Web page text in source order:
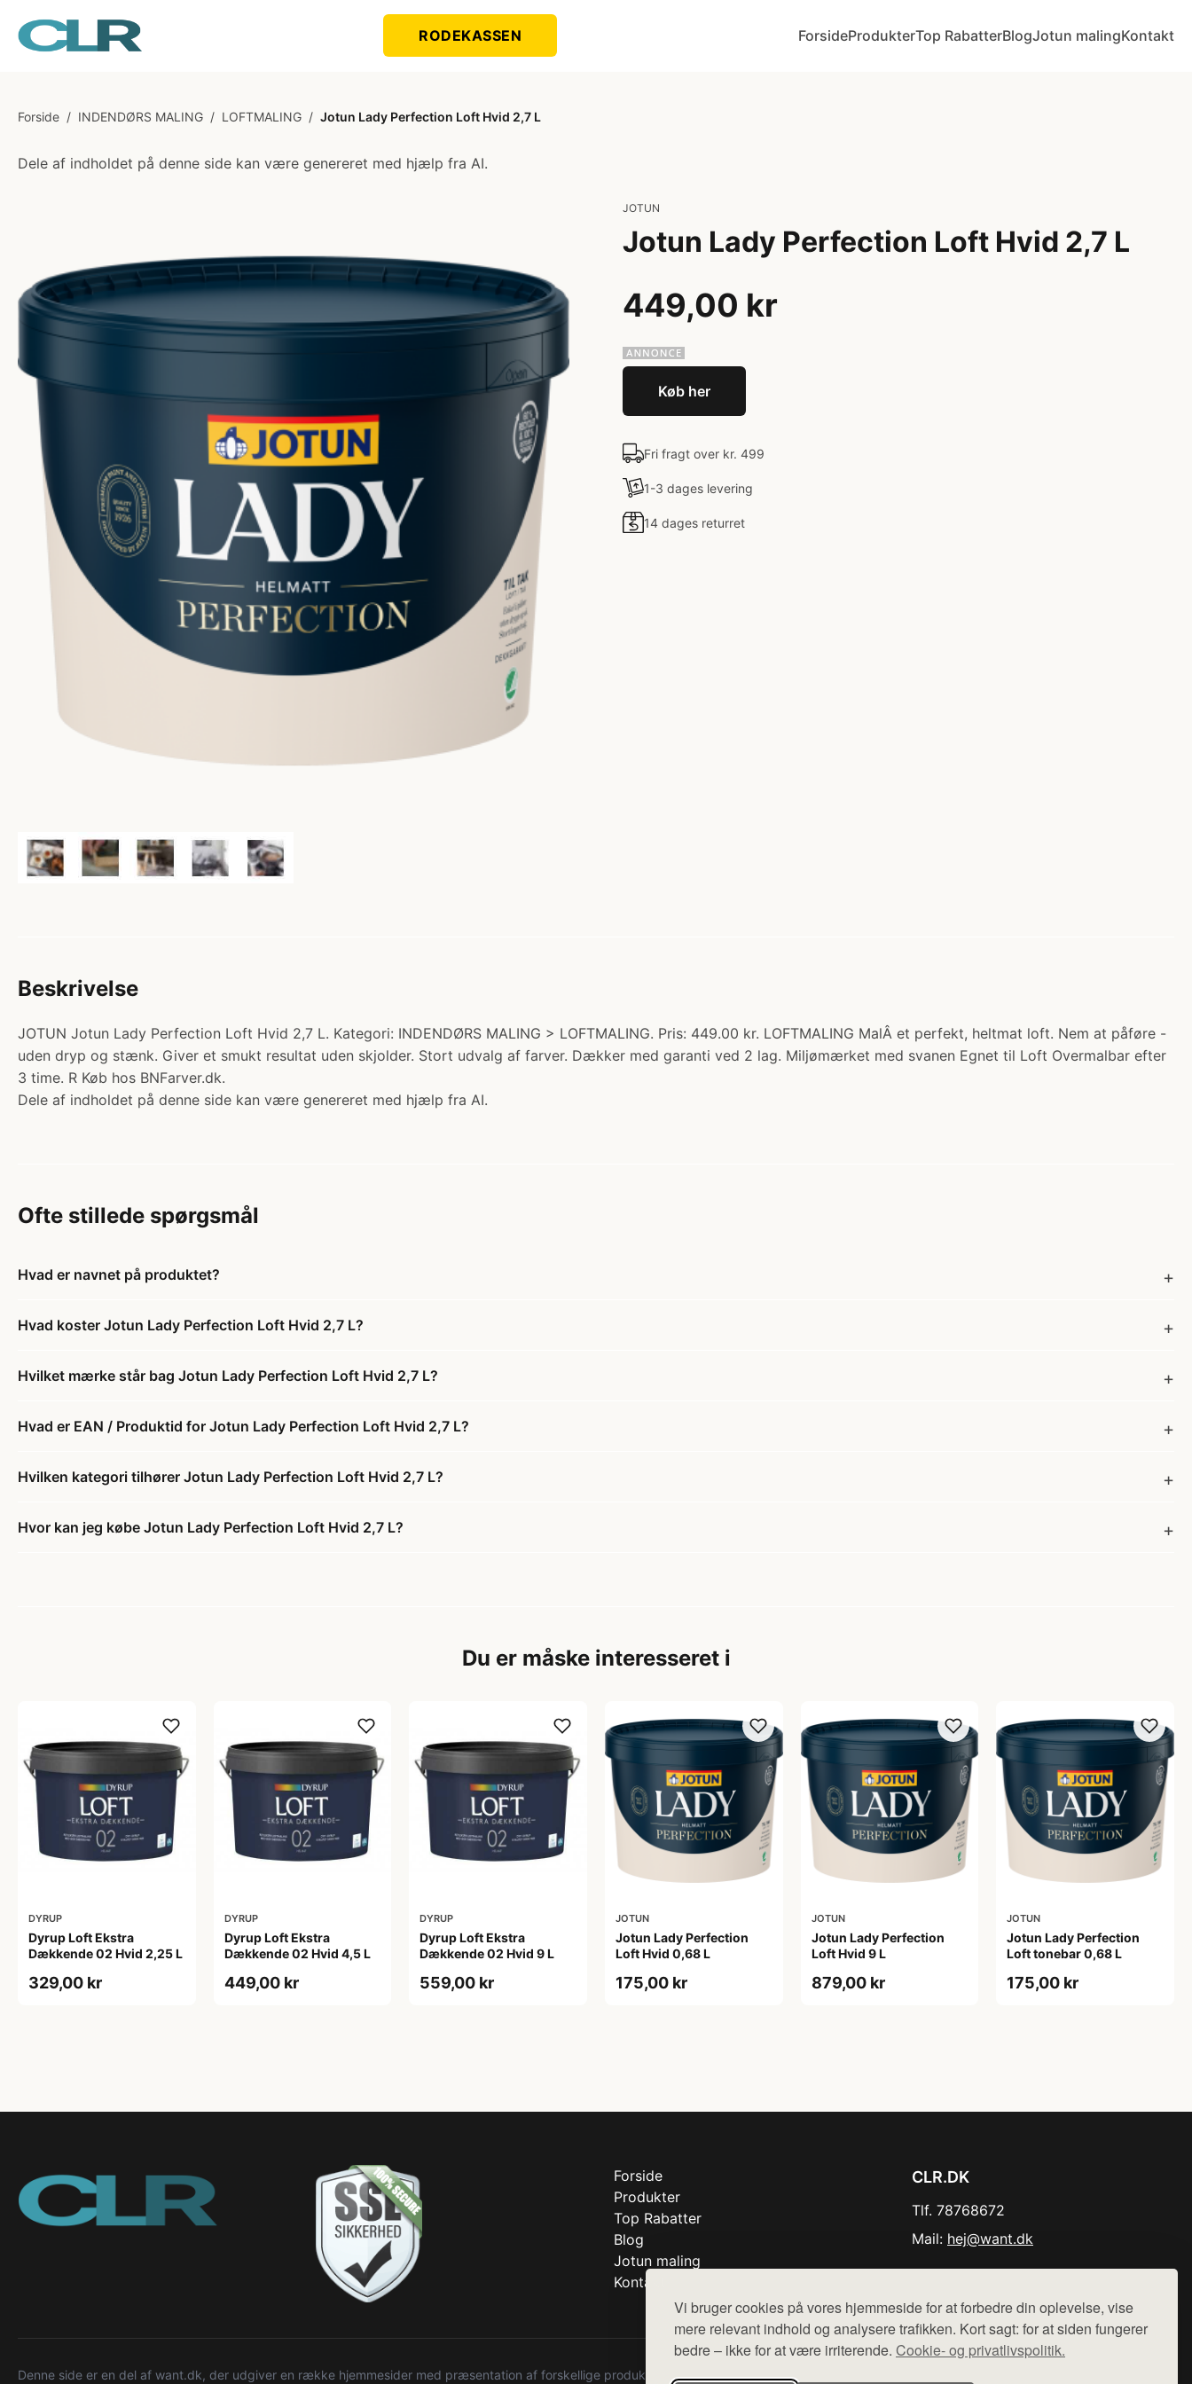
Vi bruger cookies på vores hjemmeside for at forbedre din oplevelse, vise
mere relevant indhold og analysere trafikken. Kort sagt: for at siden fungerer
bedre – ikke for at være irriterende. Cookie- og privatlivspolitik.
RODEKASSEN ForsideProdukterTop RabatterBlogJotun malingKontakt
Forside / INDENDØRS MALING / LOFTMALING / Jotun Lady Perfection Loft Hvid 2,7 L
Dele af indholdet på denne side kan være genereret med hjælp fra AI.
JOTUN
Jotun Lady Perfection Loft Hvid 2,7 L
449,00 kr
Køb her
Fri fragt over kr. 499
1-3 dages levering
14 dages returret
Beskrivelse
JOTUN Jotun Lady Perfection Loft Hvid 2,7 L. Kategori: INDENDØRS MALING > LOFTMALING. Pris: 449.00 kr. LOFTMALING MalÂ et perfekt, heltmat loft. Nem at påføre -
uden dryp og stænk. Giver et smukt resultat uden skjolder. Stort udvalg af farver. Dækker med garanti ved 2 lag. Miljømærket med svanen Egnet til Loft Overmalbar efter
3 time. R Køb hos BNFarver.dk.
Dele af indholdet på denne side kan være genereret med hjælp fra AI.
Ofte stillede spørgsmål
Hvad er navnet på produktet?
Hvad koster Jotun Lady Perfection Loft Hvid 2,7 L?
Hvilket mærke står bag Jotun Lady Perfection Loft Hvid 2,7 L?
Hvad er EAN / Produktid for Jotun Lady Perfection Loft Hvid 2,7 L?
Hvilken kategori tilhører Jotun Lady Perfection Loft Hvid 2,7 L?
Hvor kan jeg købe Jotun Lady Perfection Loft Hvid 2,7 L?
Du er måske interesseret i
DYRUP
Dyrup Loft Ekstra
Dækkende 02 Hvid 2,25 L
329,00 kr
DYRUP
Dyrup Loft Ekstra
Dækkende 02 Hvid 4,5 L
449,00 kr
DYRUP
Dyrup Loft Ekstra
Dækkende 02 Hvid 9 L
559,00 kr
JOTUN
Jotun Lady Perfection
Loft Hvid 0,68 L
175,00 kr
JOTUN
Jotun Lady Perfection
Loft Hvid 9 L
879,00 kr
JOTUN
Jotun Lady Perfection
Loft tonebar 0,68 L
175,00 kr
Forside
Produkter
Top Rabatter
Blog
Jotun maling
Kontakt
CLR.DK
Tlf. 78768672
Mail: hej@want.dk
Denne side er en del af want.dk, der udgiver en række hjemmesider med præsentation af forskellige produkter fra diverse webshops. Der sælges ikke varer fra denne side - vi henviser til de shops,